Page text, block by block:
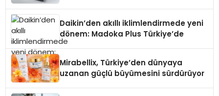
Daikin’den akıllı iklimlendirmede yeni
dönem: Madoka Plus Türkiye’de
Mirabellix, Türkiye’den dünyaya
uzanan güçlü büyümesini sürdürüyor